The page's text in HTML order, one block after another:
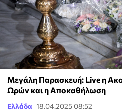
Μεγάλη Παρασκευή: Live η
Ωρών και η Αποκαθήλωση
Ελλάδα 18.04.2025 08:52